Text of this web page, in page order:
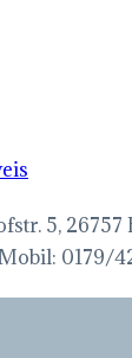
5, 26757
0179/